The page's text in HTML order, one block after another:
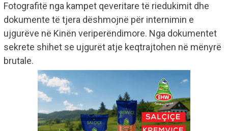
Fotografitë nga kampet qeveritare të riedukimit dhe
dokumente të tjera dëshmojnë për internimin e
ujgurëve në Kinën veriperëndimore. Nga dokumentet
sekrete shihet se ujgurët atje keqtrajtohen në mënyrë
brutale.